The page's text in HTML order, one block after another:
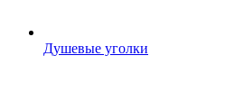
Душевые уголки